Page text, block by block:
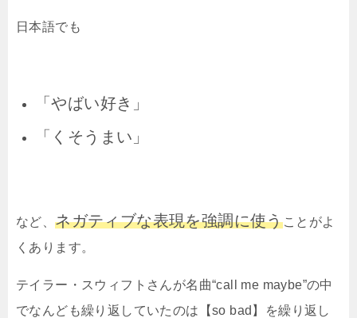
日本語でも
「やばい好き」
「くそうまい」
など、ネガティブな表現を強調に使うことがよ
くあります。
テイラー・スウィフトさんが名曲“call me maybe”の中
でなんども繰り返していたのは【so bad】を繰り返し